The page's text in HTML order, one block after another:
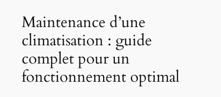
Maintenance d’une
climatisation : guide
complet pour un
fonctionnement optimal